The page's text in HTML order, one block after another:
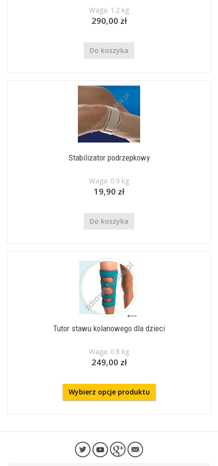
Waga: 1.2 kg
290,00 zł
Do koszyka
Stabilizator podrzepkowy
Waga: 0.9 kg
19,90 zł
Do koszyka
Tutor stawu kolanowego dla dzieci
Waga: 0.8 kg
249,00 zł
Wybierz opcje produktu